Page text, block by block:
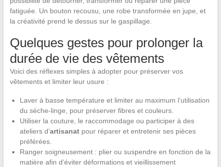
fatiguée. Un bouton recousu, une robe transformée en jupe, et
la créativité prend le dessus sur le gaspillage.
Quelques gestes pour prolonger la
durée de vie des vêtements
Voici des réflexes simples à adopter pour préserver vos
vêtements et limiter leur usure :
Laver à basse température et limiter au maximum l’utilisation
du sèche-linge, pour préserver fibres et couleurs.
Utiliser la couture, le raccommodage ou participer à des
ateliers d’artisanatpour réparer et entretenir ses pièces
préférées.
Ranger soigneusement : plier ou suspendre en fonction de la
matière afin d’éviter déformations et vieillissement